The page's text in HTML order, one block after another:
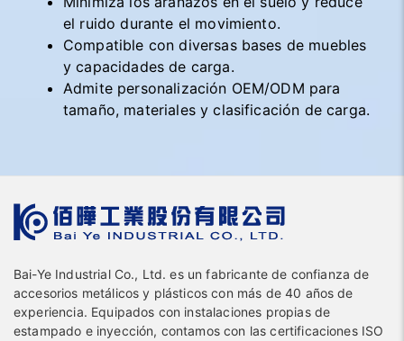
el ruido durante el movimiento.
Compatible con diversas bases de muebles
y capacidades de carga.
Admite personalización OEM/ODM para
tamaño, materiales y clasificación de carga.
Bai-Ye Industrial Co., Ltd. es un fabricante de confianza de
accesorios metálicos y plásticos con más de 40 años de
experiencia. Equipados con instalaciones propias de
estampado e inyección, contamos con las certificaciones ISO